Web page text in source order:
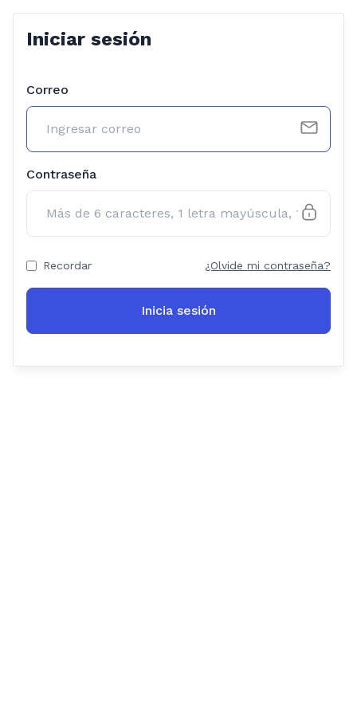
Iniciar sesión
Correo
Contraseña
Recordar ¿Olvide mi contraseña?